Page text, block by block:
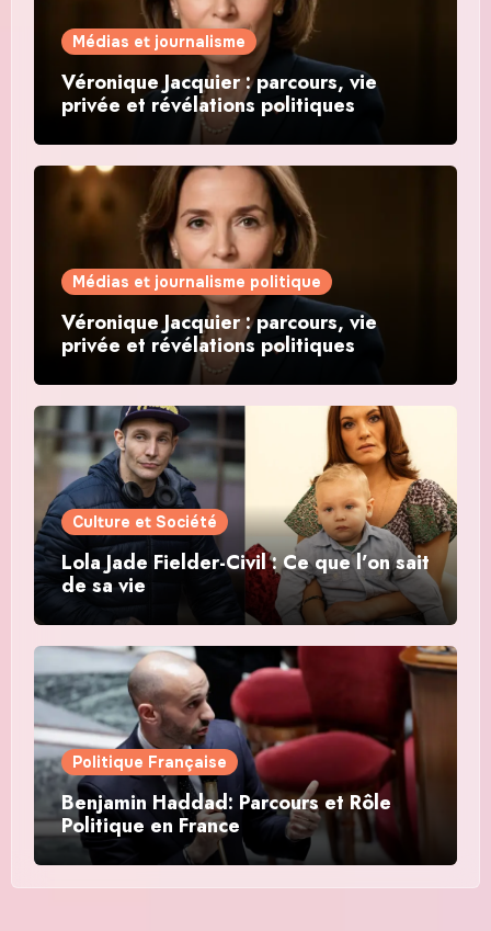
Médias et journalisme
Véronique Jacquier : parcours, vie
privée et révélations politiques
Médias et journalisme politique
Véronique Jacquier : parcours, vie
privée et révélations politiques
Culture et Société
Lola Jade Fielder-Civil : Ce que l’on sait
de sa vie
Politique Française
Benjamin Haddad: Parcours et Rôle
Politique en France